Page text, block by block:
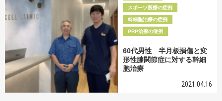
スポーツ医療の症例
幹細胞治療の症例
PRP治療の症例
60代男性 半月板損傷と変
形性膝関節症に対する幹細
胞治療
2021.04.16